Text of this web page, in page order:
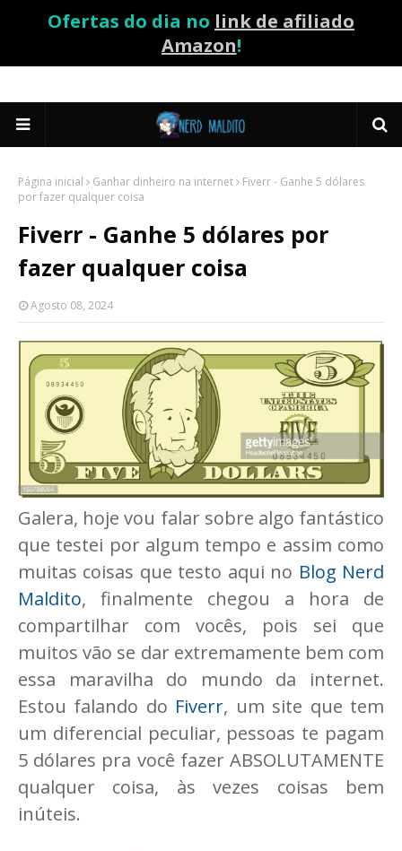
Ofertas do dia no link de afiliado
Amazon!
Página inicial Ganhar dinheiro na internet
Fiverr - Ganhe 5 dólares
por fazer qualquer coisa
Fiverr - Ganhe 5 dólares por
fazer qualquer coisa
Agosto 08, 2024
Galera, hoje vou falar sobre algo fantástico
que testei por algum tempo e assim como
muitas coisas que testo aqui no Blog Nerd
Maldito, finalmente chegou a hora de
compartilhar com vocês, pois sei que
muitos vão se dar extremamente bem com
essa maravilha do mundo da internet.
Estou falando do Fiverr, um site que tem
um diferencial peculiar, pessoas te pagam
5 dólares pra você fazer ABSOLUTAMENTE
qualquer coisa, às vezes coisas bem
inúteis.